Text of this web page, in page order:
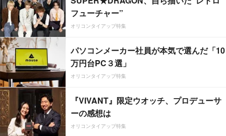
フューチャー”
オリコンタイアップ特集
パソコンメーカー社員が本気で選んだ「10
万円台PC３選」
オリコンタイアップ特集
『VIVANT』限定ウオッチ、プロデューサ
ーの感想は
オリコンタイアップ特集